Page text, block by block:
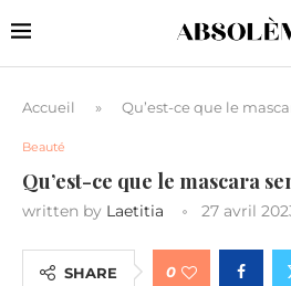
Accueil » Qu’est-ce que le
Beauté
Qu’est-ce que le mascara
written by Laetitia 27 avril
SHARE 0